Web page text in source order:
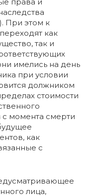
При этом к
как
так и
имелись на день
при условии
должником
стоимости
момента смерти
как
с
лица,